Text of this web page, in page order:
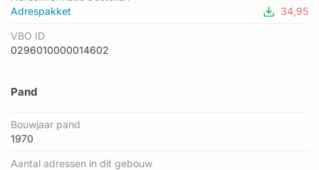
Adrespakket
34,95
VBO ID
0296010000014602
Pand
Bouwjaar pand
1970
Aantal adressen in dit gebouw